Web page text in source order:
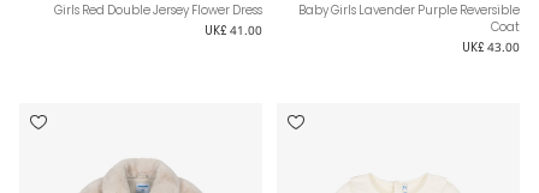
Baby Girls Lavender Purple Reversible
Coat
UK£ 43.00
Girls Red Double Jersey Flower Dress
UK£ 41.00